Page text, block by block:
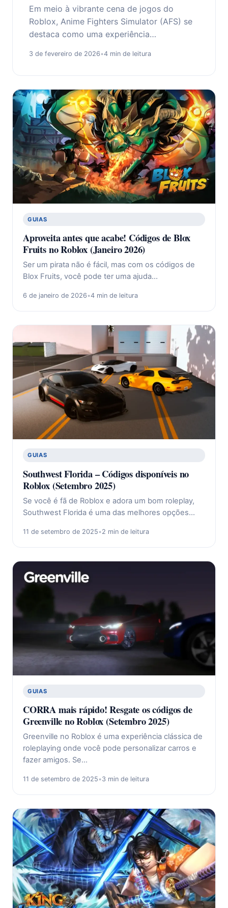
Em meio à vibrante cena de jogos do
Roblox, Anime Fighters Simulator (AFS) se
destaca como uma experiência…
3 de fevereiro de 2026•4 min de leitura
GUIAS
Aproveita antes que acabe! Códigos de Blox
Fruits no Roblox (Janeiro 2026)
Ser um pirata não é fácil, mas com os códigos de
Blox Fruits, você pode ter uma ajuda…
6 de janeiro de 2026•4 min de leitura
GUIAS
Southwest Florida – Códigos disponíveis no
Roblox (Setembro 2025)
Se você é fã de Roblox e adora um bom roleplay,
Southwest Florida é uma das melhores opções…
11 de setembro de 2025•2 min de leitura
GUIAS
CORRA mais rápido! Resgate os códigos de
Greenville no Roblox (Setembro 2025)
Greenville no Roblox é uma experiência clássica de
roleplaying onde você pode personalizar carros e
fazer amigos. Se…
11 de setembro de 2025•3 min de leitura